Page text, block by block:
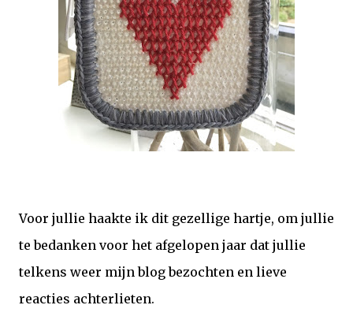
Voor jullie haakte ik dit gezellige hartje, om jullie
te bedanken voor het afgelopen jaar dat jullie
telkens weer mijn blog bezochten en lieve
reacties achterlieten.